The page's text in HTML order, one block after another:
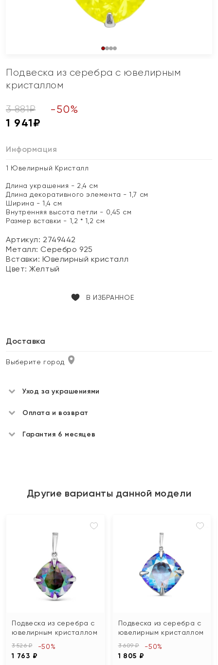
Подвеска из серебра с ювелирным
кристаллом
3 881₽ -50%
1 941₽
Информация
1 Ювелирный Кристалл
Длина украшения - 2,4 см
Длина декоративного элемента - 1,7 см
Ширина - 1,4 см
Внутренняя высота петли - 0,45 см
Размер вставки - 1,2 * 1,2 см
Артикул: 2749442
Металл: Серебро 925
Вставки:Ювелирный кристалл
Цвет:Желтый
В ИЗБРАННОЕ
Доставка
Выберите город
Уход за украшениями
Оплата и возврат
Гарантия 6 месяцев
Другие варианты данной модели
Подвеска из серебра с
ювелирным кристаллом
3 526 ₽
1 763 ₽
-50%
Подвеска из серебра с
ювелирным кристаллом
3 609 ₽
1 805 ₽
-50%